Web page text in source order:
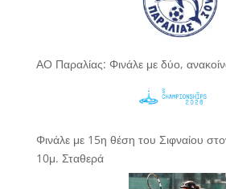
ΑΟ Παραλίας: Φινάλε με δύο,
Φινάλε με 15η θέση του Σιφναίου
10μ. Σταθερά